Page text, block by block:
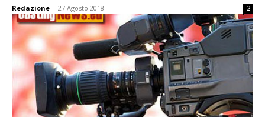
Redazione - 27 Agosto 2018 2